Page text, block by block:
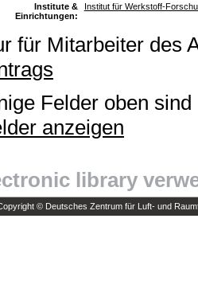
Institute &
Einrichtungen:
Institut für Werkstoff-
für Mitarbeiter des
Felder oben
anzeigen
library
© Deutsches Zentrum für Luft- und